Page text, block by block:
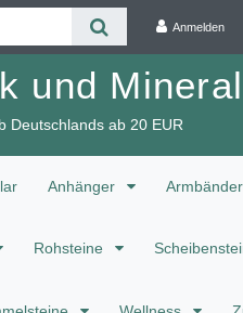
Anmelden
und
Deutschlands ab 20 EUR
Anhänger Armbänder
Rohsteine